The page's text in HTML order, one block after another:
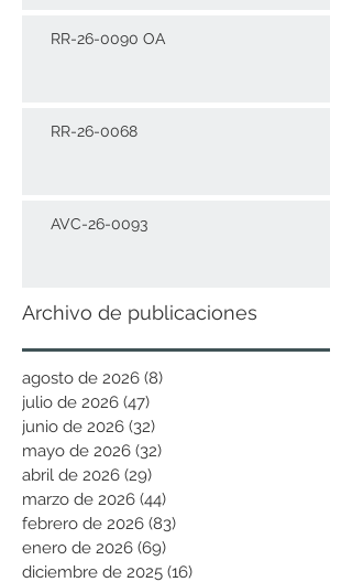
RR-26-0090 OA
RR-26-0068
AVC-26-0093
Archivo de publicaciones
agosto de 2026 (8)
julio de 2026 (47)
junio de 2026 (32)
mayo de 2026 (32)
abril de 2026 (29)
marzo de 2026 (44)
febrero de 2026 (83)
enero de 2026 (69)
diciembre de 2025 (16)